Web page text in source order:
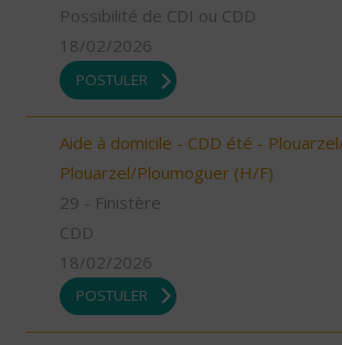
Possibilité de CDI ou CDD
18/02/2026
POSTULER
Aide à domicile - CDD été -
Plouarzel/Ploumoguer (H/F)
29 - Finistère
CDD
18/02/2026
POSTULER